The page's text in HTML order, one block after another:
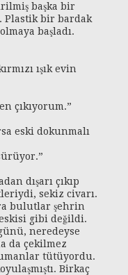
başka bir
Plastik bir bardak
başladı.
ışık evin
çıkıyorum.”
eski dokunmalı
dışarı çıkıp
sekiz civarı.
bulutlar şehrin
gibi değildi.
neredeyse
da çekilmez
tütüyordu.
Birkaç